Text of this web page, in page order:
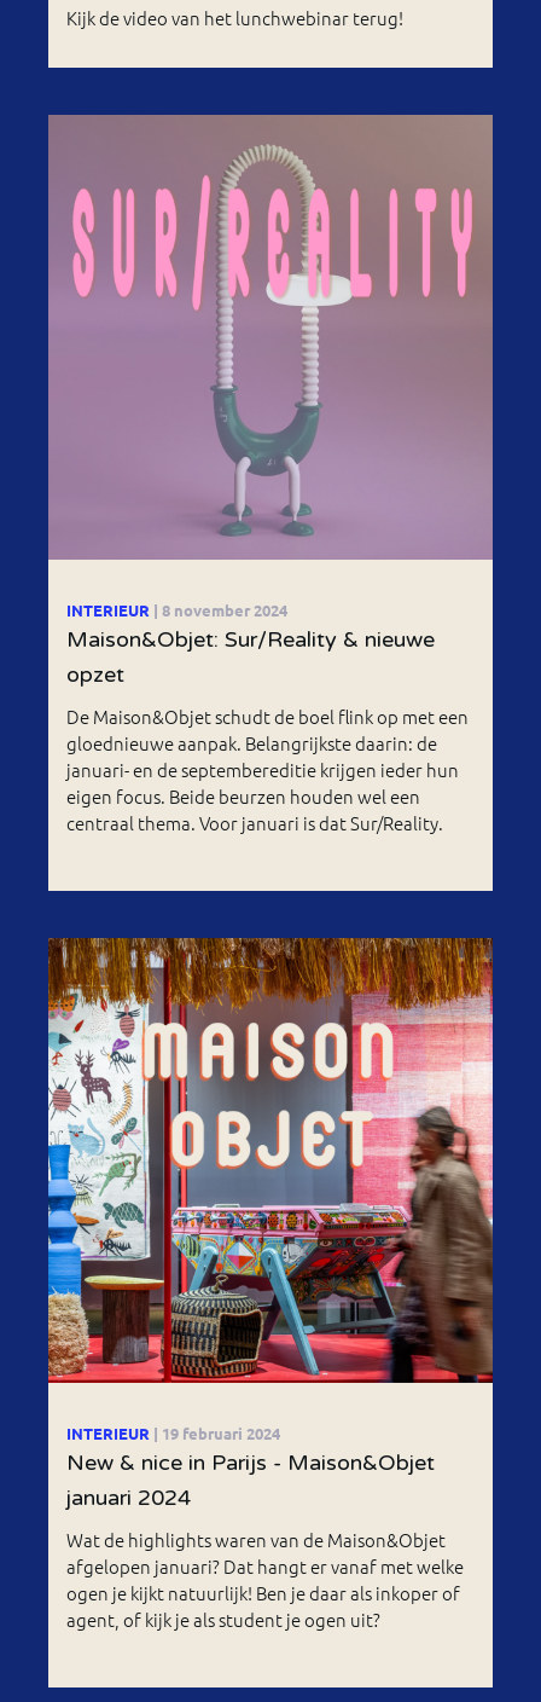
Kijk de video van het lunchwebinar terug!
INTERIEUR | 8 november 2024
Maison&Objet: Sur/Reality & nieuwe
opzet
De Maison&Objet schudt de boel flink op met een
gloednieuwe aanpak. Belangrijkste daarin: de
januari- en de septembereditie krijgen ieder hun
eigen focus. Beide beurzen houden wel een
centraal thema. Voor januari is dat Sur/Reality.
INTERIEUR | 19 februari 2024
New & nice in Parijs - Maison&Objet
januari 2024
Wat de highlights waren van de Maison&Objet
afgelopen januari? Dat hangt er vanaf met welke
ogen je kijkt natuurlijk! Ben je daar als inkoper of
agent, of kijk je als student je ogen uit?